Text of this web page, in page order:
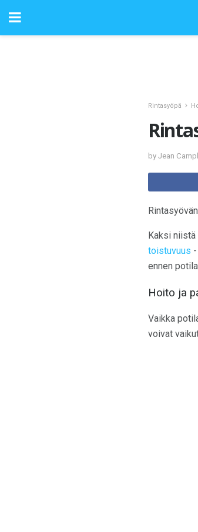
Rintasyöpä
by Jean
Kaksi
toistuvuus
ennen
Hoito ja
Vaikka
voivat